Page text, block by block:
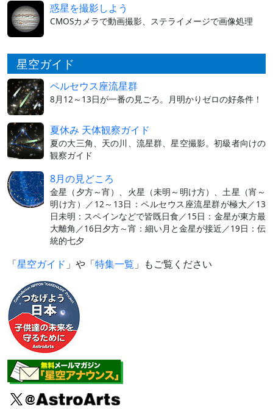
惑星を撮影しよう
CMOSカメラで動画撮影、ステライメージで画像処理
星空ガイド
ペルセウス座流星群
8月12～13日が一番の見ごろ。月明かりゼロの好条件！
夏休み 天体観察ガイド
夏の大三角、天の川、流星群、星空撮影。初級者向けの
観察ガイド
8月の見どころ
金星（夕方～宵）、火星（未明～明け方）、土星（宵～
明け方）／12～13日：ペルセウス座流星群が極大／13
日未明：スペインなどで皆既日食／15日：金星が東方最
大離角／16日夕方～宵：細い月と金星が接近／19日：伝
統的七夕
「星空ガイド 」や「特集一覧 」もご覧ください